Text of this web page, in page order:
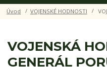
Úvod VOJENSKÉ HODNOSTI
VOJENSKÁ
GENERÁL